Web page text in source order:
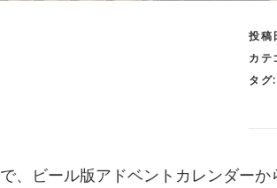
投稿
カテ
タグ:
、ビール版アドベントカレンダーか